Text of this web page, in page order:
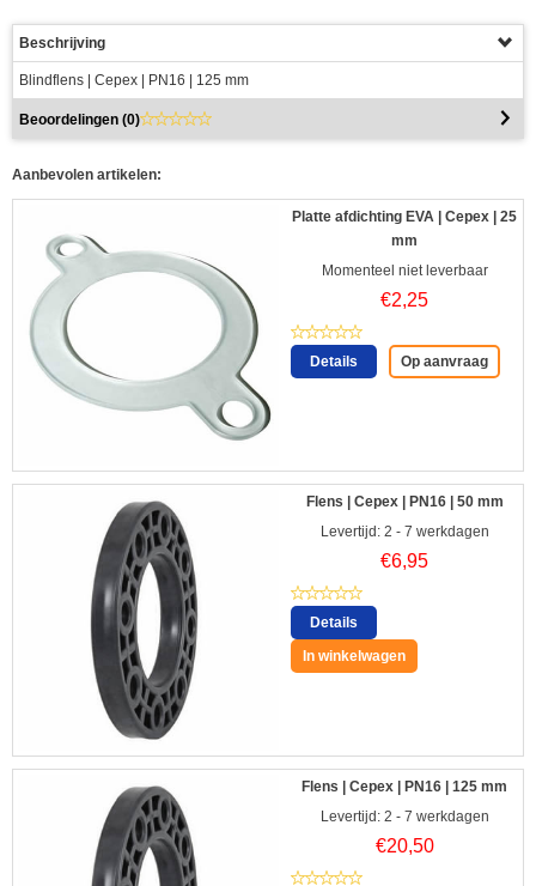
Beschrijving
Blindflens | Cepex | PN16 | 125 mm
Beoordelingen (0)
Aanbevolen artikelen:
Platte afdichting EVA | Cepex | 25
mm
Momenteel niet leverbaar
€2,25
Details Op aanvraag
Flens | Cepex | PN16 | 50 mm
Levertijd: 2 - 7 werkdagen
€6,95
Details
In winkelwagen
Flens | Cepex | PN16 | 125 mm
Levertijd: 2 - 7 werkdagen
€20,50